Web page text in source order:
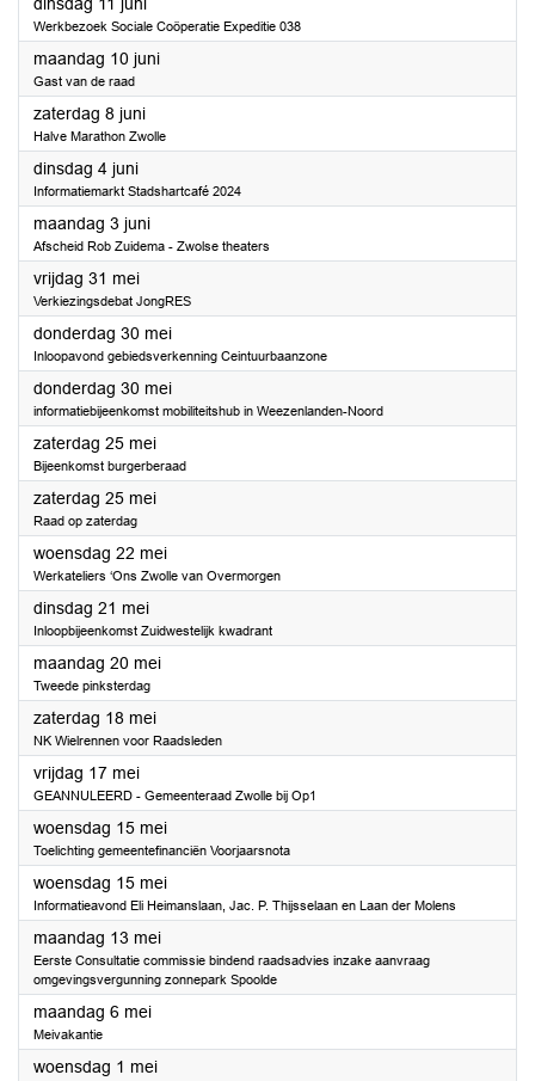
Werkbezoek Sociale Coöperatie Expeditie 038
maandag 10 juni2024
Gast van de raad
zaterdag 8 juni2024
Halve Marathon Zwolle
dinsdag 4 juni2024
Informatiemarkt Stadshartcafé 2024
maandag 3 juni2024
Afscheid Rob Zuidema - Zwolse theaters
vrijdag 31 mei2024
Verkiezingsdebat JongRES
donderdag 30 mei2024
Inloopavond gebiedsverkenning Ceintuurbaanzone
donderdag 30 mei2024
informatiebijeenkomst mobiliteitshub in Weezenlanden-Noord
zaterdag 25 mei2024
Bijeenkomst burgerberaad
zaterdag 25 mei2024
Raad op zaterdag
woensdag 22 mei2024
Werkateliers ‘Ons Zwolle van Overmorgen
dinsdag 21 mei2024
Inloopbijeenkomst Zuidwestelijk kwadrant
maandag 20 mei2024
Tweede pinksterdag
zaterdag 18 mei2024
NK Wielrennen voor Raadsleden
vrijdag 17 mei2024
GEANNULEERD - Gemeenteraad Zwolle bij Op1
woensdag 15 mei2024
Toelichting gemeentefinanciën Voorjaarsnota
woensdag 15 mei2024
Informatieavond Eli Heimanslaan, Jac. P. Thijsselaan en Laan der Molens
maandag 13 mei2024
Eerste Consultatie commissie bindend raadsadvies inzake aanvraag
omgevingsvergunning zonnepark Spoolde
maandag 6 mei2024
Meivakantie
woensdag 1 mei2024